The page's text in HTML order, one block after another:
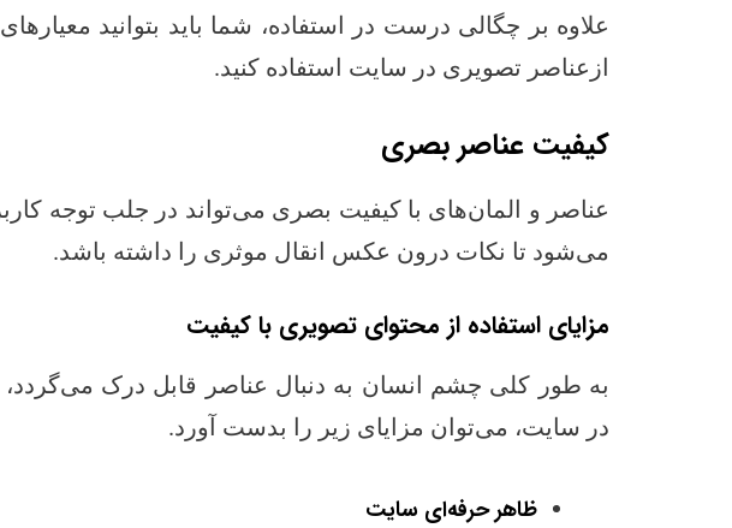
علاوه بر چگالی درست در استفاده، شما باید بتوانید
ازعناصر تصویری در سایت استفاده کنید.
کیفیت عناصر بصری
عناصر و المان‌های با کیفیت بصری می‌تواند در جلب توجه
می‌شود تا نکات درون عکس انقال موثری را داشته باشد.
مزایای استفاده از محتوای تصویری با کیفیت
به طور کلی چشم انسان به دنبال عناصر قابل درک می‌گردد،
در سایت، می‌توان مزایای زیر را بدست آورد.
ظاهر حرفه‌ای سایت